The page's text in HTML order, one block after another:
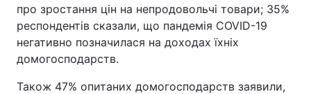
про зростання цін на непродовольчі товари; 35%
респондентів сказали, що пандемія COVID-19
негативно позначилася на доходах їхніх
домогосподарств.
Також 47% опитаних домогосподарств заявили,